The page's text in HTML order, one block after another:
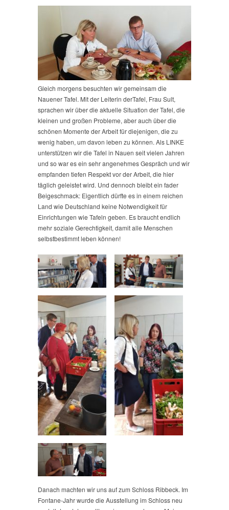
Gleich morgens besuchten wir gemeinsam die
Nauener Tafel. Mit der Leiterin derTafel, Frau Sult,
sprachen wir über die aktuelle Situation der Tafel, die
kleinen und großen Probleme, aber auch über die
schönen Momente der Arbeit für diejenigen, die zu
wenig haben, um davon leben zu können. Als LINKE
unterstützen wir die Tafel in Nauen seit vielen Jahren
und so war es ein sehr angenehmes Gespräch und wir
empfanden tiefen Respekt vor der Arbeit, die hier
täglich geleistet wird. Und dennoch bleibt ein fader
Beigeschmack: Eigentlich dürfte es in einem reichen
Land wie Deutschland keine Notwendigkeit für
Einrichtungen wie Tafeln geben. Es braucht endlich
mehr soziale Gerechtigkeit, damit alle Menschen
selbstbestimmt leben können!
Danach machten wir uns auf zum Schloss Ribbeck. Im
Fontane-Jahr wurde die Ausstellung im Schloss neu